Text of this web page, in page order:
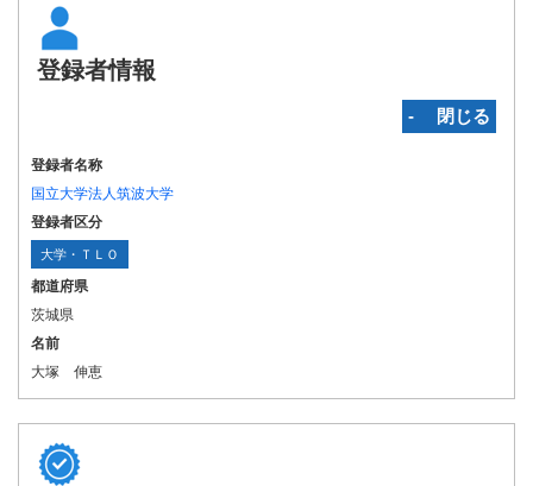
登録者情報
‐ 閉じる
登録者名称
国立大学法人筑波大学
登録者区分
大学・ＴＬＯ
都道府県
茨城県
名前
大塚 伸恵